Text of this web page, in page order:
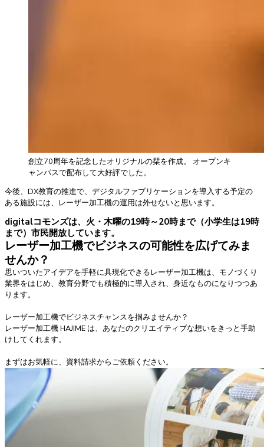
創立70周年を記念したオリジナルの栞を作成。 オープンキ
ャンパスで配布して大好評でした。
今後、DX教育の推進で、デジタルファブリケーションを導入する予定の
ある施設には、レーザー加工機の運用は外せないと思います。
digitalコモンズは、火・木曜の19時～20時まで（小学生は19時
まで）市民開放しています。
レーザー加工機でビジネスの可能性を広げてみま
せんか？
思いついたアイデアを手軽に具現化できるレーザー加工機は、モノづくり
業界をはじめ、教育分野でも積極的に導入され、身近なものになりつつあ
ります。
レーザー加工機でビジネスチャンスを掴みませんか？
レーザー加工機 HAJIME は、あなたのクリエイティブな想いをきっと手助
けしてくれます。
まずはお気軽に、資料請求からご依頼ください。